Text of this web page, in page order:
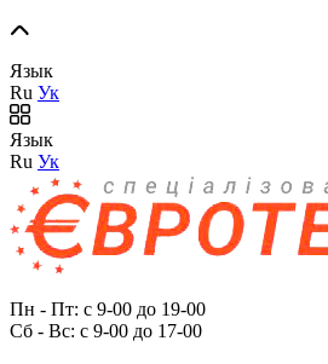
Язык
Ru Ук
Язык
Ru Ук
Пн - Пт: с 9-00 до 19-00
Сб - Вс: с 9-00 до 17-00